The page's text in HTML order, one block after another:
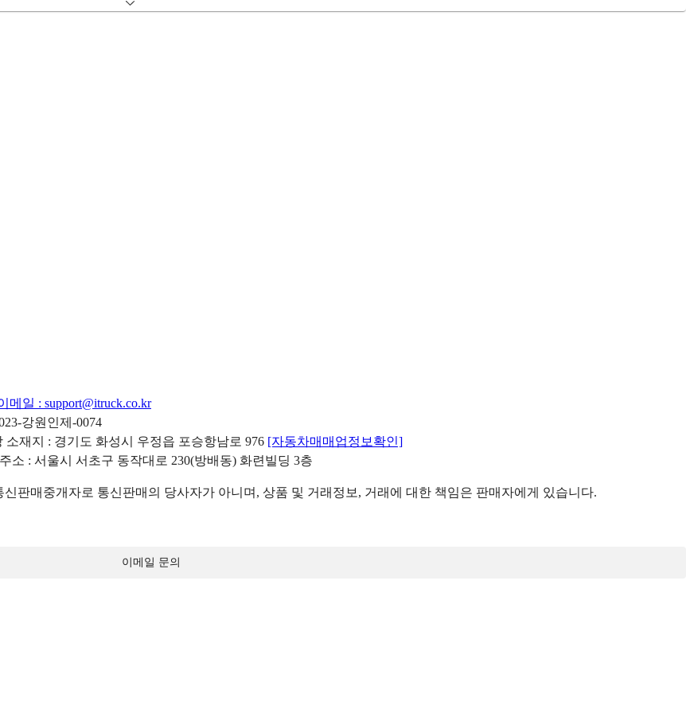
메일 : support@itruck.co.kr
강원인제-0074
소재지 : 경기도 화성시 우정읍 포승항남로 976 [자동차매매업정보확인]
소 : 서울시 서초구 동작대로 230(방배동) 화련빌딩 3층
판매중개자로 통신판매의 당사자가 아니며, 상품 및 거래정보, 거래에 대한 책임은 판매자에게 있습니다.
이메일 문의